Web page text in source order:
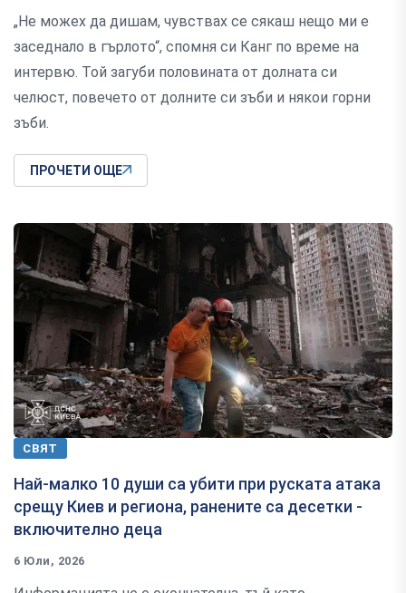
„Не можех да дишам, чувствах се сякаш нещо ми е
заседнало в гърлото“, спомня си Канг по време на
интервю. Той загуби половината от долната си
челюст, повечето от долните си зъби и някои горни
зъби.
ПРОЧЕТИ ОЩЕ
СВЯТ
Най-малко 10 души са убити при руската атака
срещу Киев и региона, ранените са десетки -
включително деца
6 Юли, 2026